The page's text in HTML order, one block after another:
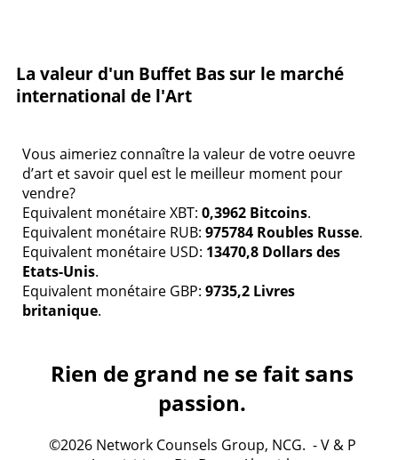
La valeur d'un Buffet Bas sur le marché
international de l'Art
Vous aimeriez connaître la valeur de votre oeuvre
d’art et savoir quel est le meilleur moment pour
vendre?
Equivalent monétaire XBT: 0,3962 Bitcoins.
Equivalent monétaire RUB: 975784 Roubles Russe.
Equivalent monétaire USD: 13470,8 Dollars des
Etats-Unis.
Equivalent monétaire GBP: 9735,2 Livres
britanique.
Rien de grand ne se fait sans
passion.
©2026 Network Counsels Group, NCG. - V & P